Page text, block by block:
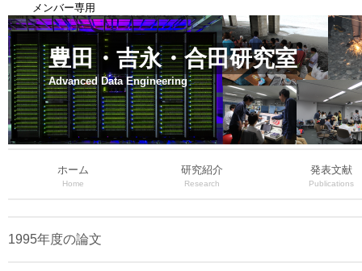
メンバー専用
豊田・吉永・合田研究室
Advanced Data Engineering
ホーム
Home
研究紹介
Research
発表文献
Publications
1995年度の論文